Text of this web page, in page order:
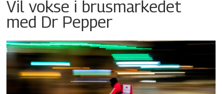
Vil vokse i brusmarkedet
med Dr Pepper